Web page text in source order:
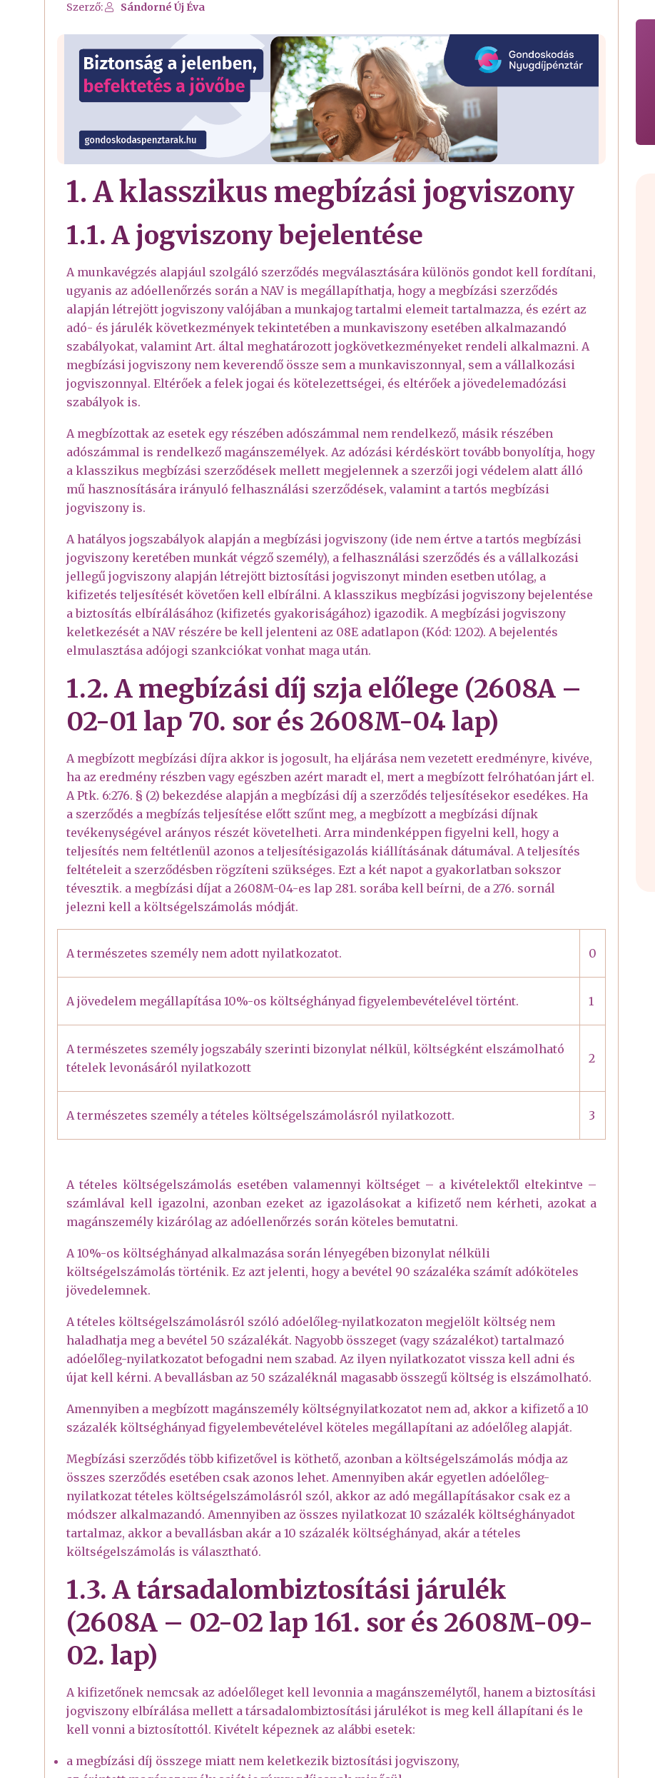
Szerző: Sándorné Új Éva
1. A klasszikus megbízási jogviszony
1.1. A jogviszony bejelentése
A munkavégzés alapjául szolgáló szerződés megválasztására különös gondot kell fordítani,
ugyanis az adóellenőrzés során a NAV is megállapíthatja, hogy a megbízási szerződés
alapján létrejött jogviszony valójában a munkajog tartalmi elemeit tartalmazza, és ezért az
adó- és járulék következmények tekintetében a munkaviszony esetében alkalmazandó
szabályokat, valamint Art. által meghatározott jogkövetkezményeket rendeli alkalmazni. A
megbízási jogviszony nem keverendő össze sem a munkaviszonnyal, sem a vállalkozási
jogviszonnyal. Eltérőek a felek jogai és kötelezettségei, és eltérőek a jövedelemadózási
szabályok is.
A megbízottak az esetek egy részében adószámmal nem rendelkező, másik részében
adószámmal is rendelkező magánszemélyek. Az adózási kérdéskört tovább bonyolítja, hogy
a klasszikus megbízási szerződések mellett megjelennek a szerzői jogi védelem alatt álló
mű hasznosítására irányuló felhasználási szerződések, valamint a tartós megbízási
jogviszony is.
A hatályos jogszabályok alapján a megbízási jogviszony (ide nem értve a tartós megbízási
jogviszony keretében munkát végző személy), a felhasználási szerződés és a vállalkozási
jellegű jogviszony alapján létrejött biztosítási jogviszonyt minden esetben utólag, a
kifizetés teljesítését követően kell elbírálni. A klasszikus megbízási jogviszony bejelentése
a biztosítás elbírálásához (kifizetés gyakoriságához) igazodik. A megbízási jogviszony
keletkezését a NAV részére be kell jelenteni az 08E adatlapon (Kód: 1202). A bejelentés
elmulasztása adójogi szankciókat vonhat maga után.
1.2. A megbízási díj szja előlege (2608A –
02-01 lap 70. sor és 2608M-04 lap)
A megbízott megbízási díjra akkor is jogosult, ha eljárása nem vezetett eredményre, kivéve,
ha az eredmény részben vagy egészben azért maradt el, mert a megbízott felróhatóan járt el.
A Ptk. 6:276. § (2) bekezdése alapján a megbízási díj a szerződés teljesítésekor esedékes. Ha
a szerződés a megbízás teljesítése előtt szűnt meg, a megbízott a megbízási díjnak
tevékenységével arányos részét követelheti. Arra mindenképpen figyelni kell, hogy a
teljesítés nem feltétlenül azonos a teljesítésigazolás kiállításának dátumával. A teljesítés
feltételeit a szerződésben rögzíteni szükséges. Ezt a két napot a gyakorlatban sokszor
tévesztik. a megbízási díjat a 2608M-04-es lap 281. sorába kell beírni, de a 276. sornál
jelezni kell a költségelszámolás módját.
A természetes személy nem adott nyilatkozatot. 0
A jövedelem megállapítása 10%-os költséghányad figyelembevételével történt. 1
A természetes személy jogszabály szerinti bizonylat nélkül, költségként elszámolható
tételek levonásáról nyilatkozott
2
A természetes személy a tételes költségelszámolásról nyilatkozott. 3
A tételes költségelszámolás esetében valamennyi költséget – a kivételektől eltekintve –
számlával kell igazolni, azonban ezeket az igazolásokat a kifizető nem kérheti, azokat a
magánszemély kizárólag az adóellenőrzés során köteles bemutatni.
A 10%-os költséghányad alkalmazása során lényegében bizonylat nélküli
költségelszámolás történik. Ez azt jelenti, hogy a bevétel 90 százaléka számít adóköteles
jövedelemnek.
A tételes költségelszámolásról szóló adóelőleg-nyilatkozaton megjelölt költség nem
haladhatja meg a bevétel 50 százalékát. Nagyobb összeget (vagy százalékot) tartalmazó
adóelőleg-nyilatkozatot befogadni nem szabad. Az ilyen nyilatkozatot vissza kell adni és
újat kell kérni. A bevallásban az 50 százaléknál magasabb összegű költség is elszámolható.
Amennyiben a megbízott magánszemély költségnyilatkozatot nem ad, akkor a kifizető a 10
százalék költséghányad figyelembevételével köteles megállapítani az adóelőleg alapját.
Megbízási szerződés több kifizetővel is köthető, azonban a költségelszámolás módja az
összes szerződés esetében csak azonos lehet. Amennyiben akár egyetlen adóelőleg-
nyilatkozat tételes költségelszámolásról szól, akkor az adó megállapításakor csak ez a
módszer alkalmazandó. Amennyiben az összes nyilatkozat 10 százalék költséghányadot
tartalmaz, akkor a bevallásban akár a 10 százalék költséghányad, akár a tételes
költségelszámolás is választható.
1.3. A társadalombiztosítási járulék
(2608A – 02-02 lap 161. sor és 2608M-09-
02. lap)
A kifizetőnek nemcsak az adóelőleget kell levonnia a magánszemélytől, hanem a biztosítási
jogviszony elbírálása mellett a társadalombiztosítási járulékot is meg kell állapítani és le
kell vonni a biztosítottól. Kivételt képeznek az alábbi esetek:
a megbízási díj összege miatt nem keletkezik biztosítási jogviszony,